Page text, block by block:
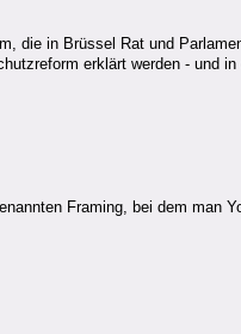
die in Brüssel Rat und
erklärt werden - und
Framing, bei dem man